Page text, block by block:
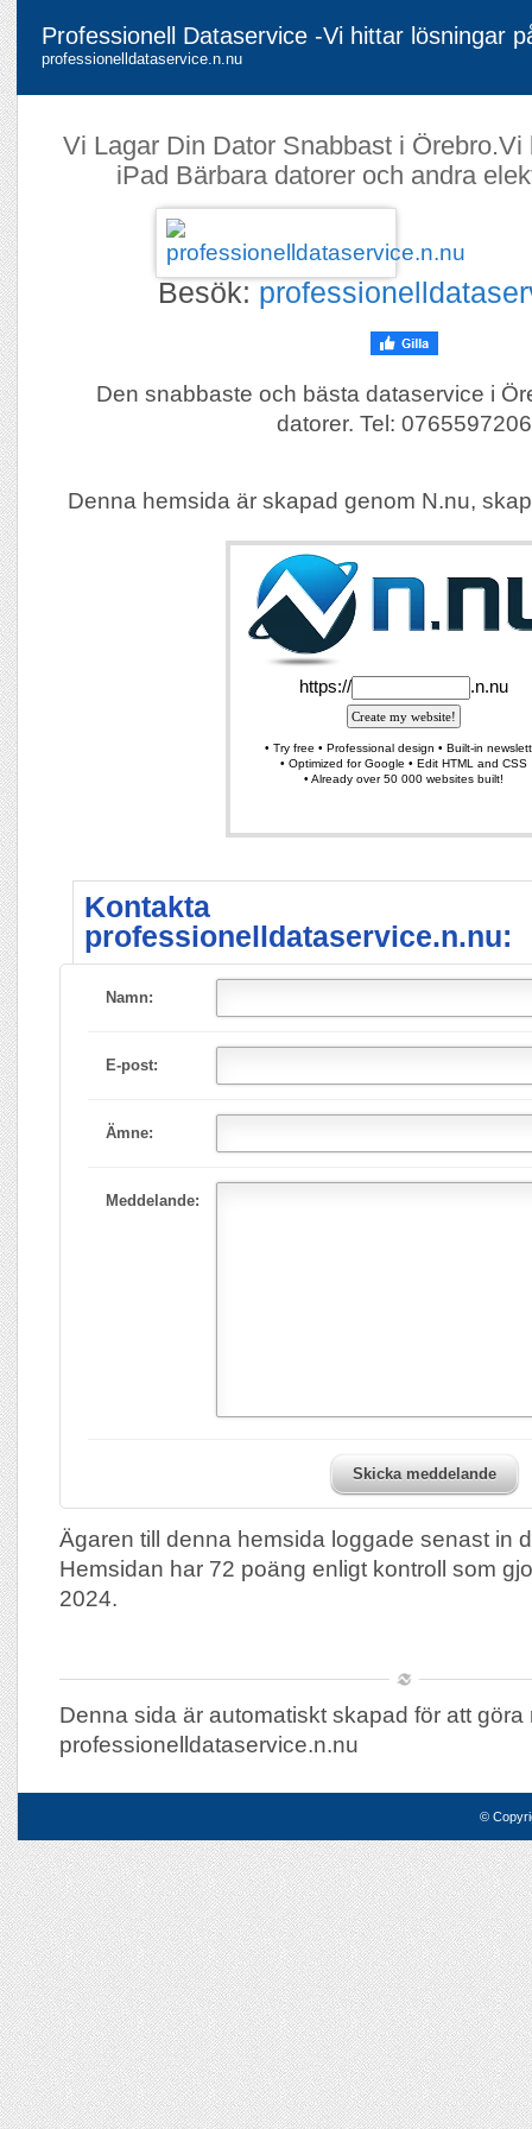
Professionell Dataservice -Vi hittar lösningar
professionelldataservice.n.nu
Vi Lagar Din Dator Snabbast i
iPad Bärbara datorer och andra
Besök:
Den snabbaste och bästa dataservice i
datorer. Tel: 0765597206
Denna hemsida är skapad genom N.nu,
Kontakta
professionelldataservice.n.nu:
Namn:
E-post:
Ämne:
Meddelande:
Skicka meddelande
Ägaren till denna hemsida loggade senast in
Hemsidan har 72 poäng enligt kontroll som
2024.
Denna sida är automatiskt skapad för att göra
professionelldataservice.n.nu
©